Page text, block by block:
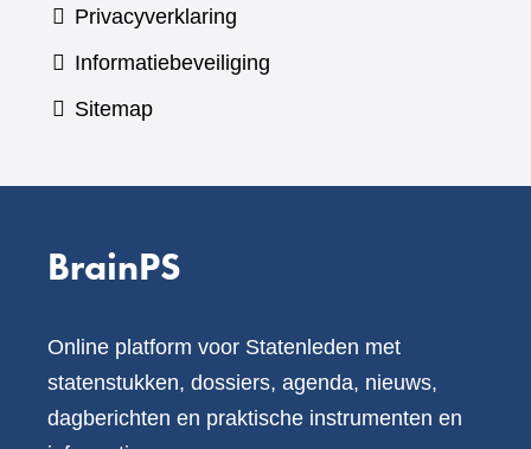
Privacyverklaring
Informatiebeveiliging
Sitemap
BrainPS
Online platform voor Statenleden met
statenstukken, dossiers, agenda, nieuws,
dagberichten en praktische instrumenten en